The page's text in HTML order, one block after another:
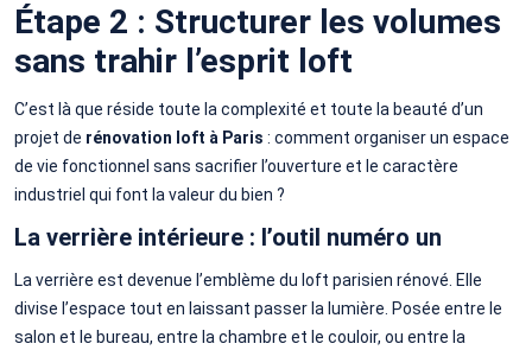
Étape 2 : Structurer les volumes
sans trahir l’esprit loft
C’est là que réside toute la complexité et toute la beauté d’un
projet de rénovation loft à Paris : comment organiser un espace
de vie fonctionnel sans sacrifier l’ouverture et le caractère
industriel qui font la valeur du bien ?
La verrière intérieure : l’outil numéro un
La verrière est devenue l’emblème du loft parisien rénové. Elle
divise l’espace tout en laissant passer la lumière. Posée entre le
salon et le bureau, entre la chambre et le couloir, ou entre la